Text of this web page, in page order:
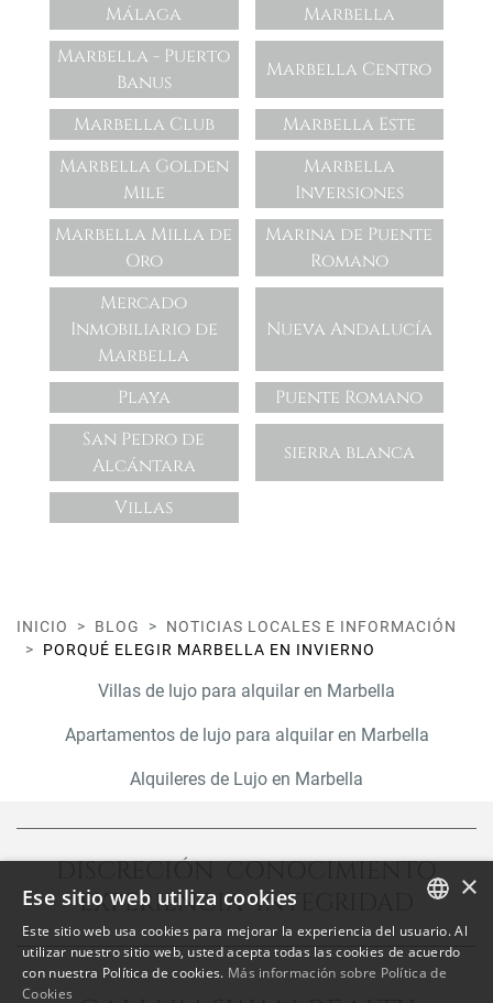
Málaga
Marbella
Marbella - Puerto
Banus
Marbella Centro
Marbella Club
Marbella Este
Marbella Golden
Mile
Marbella
Inversiones
Marbella Milla de
Oro
Marina de Puente
Romano
Mercado
Inmobiliario de
Marbella
Nueva Andalucía
Playa
Puente Romano
San Pedro de
Alcántara
sierra blanca
Villas
INICIO BLOG
NOTICIAS LOCALES E INFORMACIÓN
PORQUÉ ELEGIR MARBELLA EN INVIERNO
Villas de lujo para alquilar en Marbella
Apartamentos de lujo para alquilar en Marbella
Alquileres de Lujo en Marbella
DISCRECIÓN CONOCIMIENTO
EXPERIENCIA INTEGRIDAD
ENGLISH
SPANISH
×
Ese sitio web utiliza cookies
Este sitio web usa cookies para mejorar la experiencia del usuario. Al
utilizar nuestro sitio web, usted acepta todas las cookies de acuerdo
con nuestra Política de cookies. Más información sobre Política de
Cookies